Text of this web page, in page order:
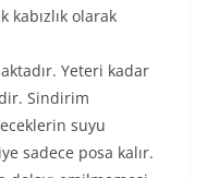
kabızlık olarak
Yeteri kadar
Sindirim
suyu
sadece posa kalır.